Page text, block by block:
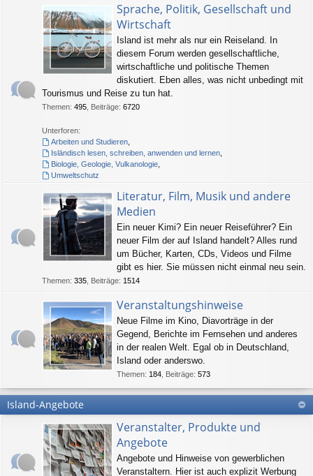
Sprache, Politik, Gesellschaft und
Wirtschaft
Island ist mehr als nur ein Reiseland. In
diesem Forum werden gesellschaftliche,
wirtschaftliche und politische Themen
diskutiert. Eben alles, was nicht unbedingt mit
Tourismus und Reise zu tun hat.
Themen: 495 Beiträge: 6720
Unterforen:
Arbeiten und Studieren,
Isländisch lesen, schreiben, anwenden und lernen,
Biologie, Geologie, Vulkanologie,
Umweltschutz
Literatur, Film, Musik und andere
Medien
Ein neuer Kimi? Ein neuer Reiseführer? Ein
neuer Film der auf Island handelt? Alles rund
um Bücher, Karten, CDs, Videos und Filme
gibt es hier. Sie müssen nicht einmal neu sein.
Themen: 335 Beiträge: 1514
Veranstaltungshinweise
Neue Filme im Kino, Diavorträge in der
Gegend, Berichte im Fernsehen und anderes
in der realen Welt. Egal ob in Deutschland,
Island oder anderswo.
Themen: 184 Beiträge: 573
Island-Angebote
Veranstalter, Produkte und
Angebote
Angebote und Hinweise von gewerblichen
Veranstaltern. Hier ist auch explizit Werbung